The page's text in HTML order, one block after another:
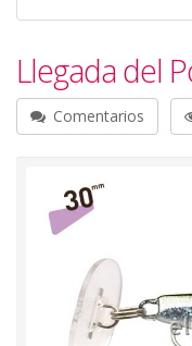
Llegada del
Comentarios